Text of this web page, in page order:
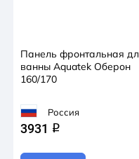
Панель фронтальная
ванны Aquatek Оберон
160/170
Россия
3931 q